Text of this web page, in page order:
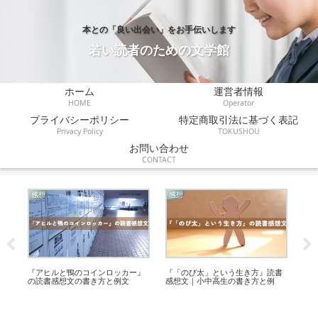
本との「良い出会い」をお手伝いします
若い読者のための文学館
ホーム
HOME
運営者情報
Operator
プライバシーポリシー
Privacy Policy
特定商取引法に基づく表記
TOKUSHOU
お問い合わせ
CONTACT
感想
『アヒルと鴨のコインロッカー』
の読書感想文の書き方と例文
感想
『「のび太」という生き方』読書
感想文｜小中高生の書き方と例